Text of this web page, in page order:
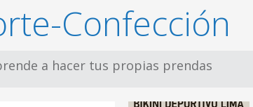
Confección
a hacer tus propias prendas